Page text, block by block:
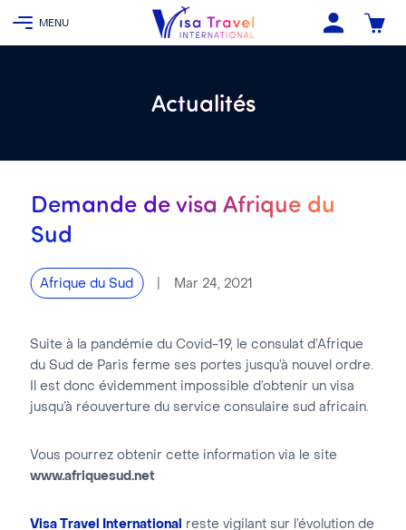
Actualités
Demande de visa Afrique du
Sud
Mar 24, 2021
Afrique du Sud
Suite à la pandémie du Covid-19, le consulat d’Afrique
du Sud de Paris ferme ses portes jusqu’à nouvel ordre.
Il est donc évidemment impossible d’obtenir un visa
jusqu’à réouverture du service consulaire sud africain.
Vous pourrez obtenir cette information via le site
www.afriquesud.net
Visa Travel International
reste vigilant sur l’évolution de